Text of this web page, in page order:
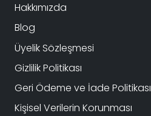
Hakkımızda
Blog
Üyelik Sözleşmesi
Gizlilik Politikası
Geri Ödeme ve İade Politikası
Kişisel Verilerin Korunması